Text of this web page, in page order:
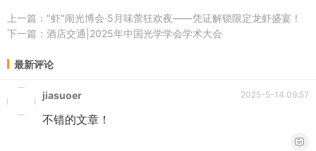
上一篇： "虾"闹光博会·5月味蕾狂欢夜——凭证解锁限定龙虾盛宴！
下一篇： 酒店交通|2025年中国光学学会学术大会
最新评论
jiasuoer 2025-5-14 09:57
不错的文章！